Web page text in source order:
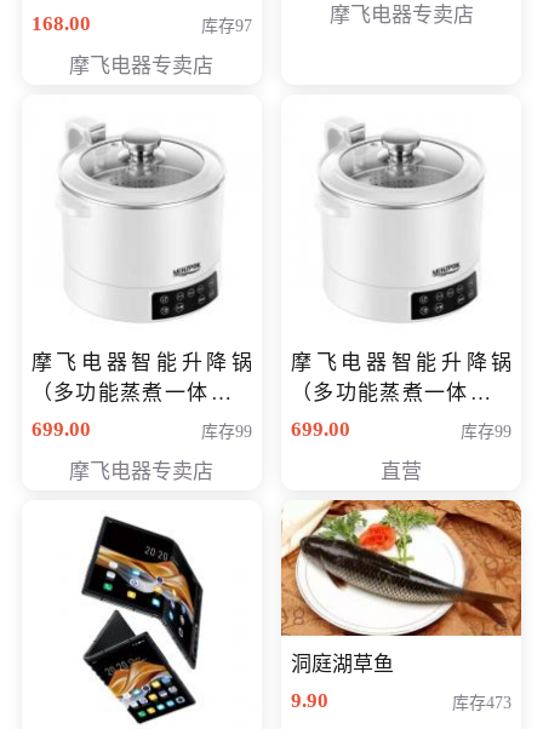
168.00
库存97
摩飞电器专卖店
摩飞电器专卖店
摩飞电器智能升降锅
（多功能蒸煮一体锅）
（智能升降养生锅） 会
699.00 库存99
摩飞电器专卖店
摩飞电器智能升降锅
（多功能蒸煮一体锅）
（智能升降养生锅） 会
699.00 库存99
直营
洞庭湖草鱼
9.90
库存473